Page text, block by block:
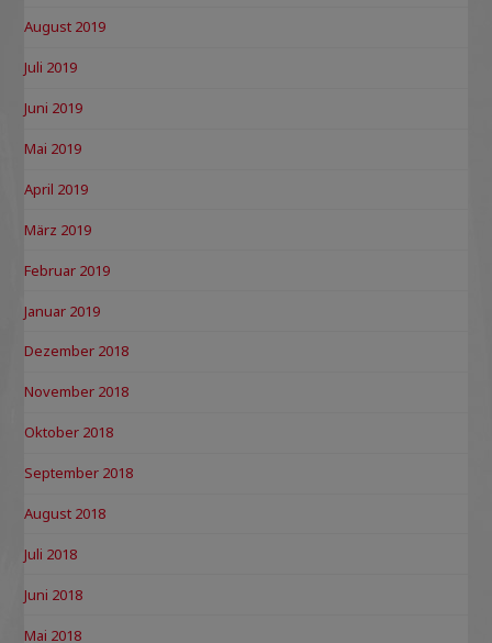
August 2019
Juli 2019
Juni 2019
Mai 2019
April 2019
März 2019
Februar 2019
Januar 2019
Dezember 2018
November 2018
Oktober 2018
September 2018
August 2018
Juli 2018
Juni 2018
Mai 2018